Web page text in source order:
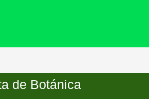
de Botánica
Núm. 17 (2011): Vegetación y flora de la